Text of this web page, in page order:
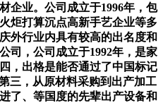
企业。公司成立于1996年，包
炬打算沉点高新手艺企业等多
外行业内具有较高的出名度和
司，公司成立于1992年，是家
，出格是能否通过了中国标记
三，从原材料采购到出产加工
了、等国度的先辈出产设备和